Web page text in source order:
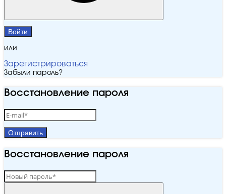
Войти
или
Зарегистрироваться
Забыли пароль?
Восстановление пароля
Отправить
Восстановление пароля